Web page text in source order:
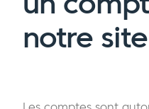
notre